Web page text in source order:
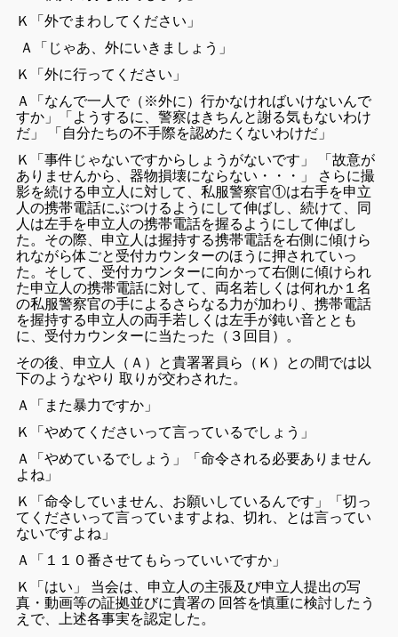
Ｋ「外でまわしてください」
Ａ「じゃあ、外にいきましょう」
Ｋ「外に行ってください」
Ａ「なんで一人で（※外に）行かなければいけないんで
すか」「ようするに、警察はきちんと謝る気もないわけ
だ」 「自分たちの不手際を認めたくないわけだ」
Ｋ「事件じゃないですからしょうがないです」 「故意が
ありませんから、器物損壊にならない・・・」 さらに撮
影を続ける申立人に対して、私服警察官①は右手を申立
人の携帯電話にぶつけるようにして伸ばし、続けて、同
人は左手を申立人の携帯電話を握るようにして伸ばし
た。その際、申立人は握持する携帯電話を右側に傾けら
れながら体ごと受付カウンターのほうに押されていっ
た。そして、受付カウンターに向かって右側に傾けられ
た申立人の携帯電話に対して、両名若しくは何れか１名
の私服警察官の手によるさらなる力が加わり、携帯電話
を握持する申立人の両手若しくは左手が鈍い音ととも
に、受付カウンターに当たった（３回目）。
その後、申立人（Ａ）と貴署署員ら（Ｋ）との間では以
下のようなやり 取りが交わされた。
Ａ「また暴力ですか」
Ｋ「やめてくださいって言っているでしょう」
Ａ「やめているでしょう」「命令される必要ありません
よね」
Ｋ「命令していません、お願いしているんです」「切っ
てくださいって言っていますよね、切れ、とは言ってい
ないですよね」
Ａ「１１０番させてもらっていいですか」
Ｋ「はい」 当会は、申立人の主張及び申立人提出の写
真・動画等の証拠並びに貴署の 回答を慎重に検討したう
えで、上述各事実を認定した。